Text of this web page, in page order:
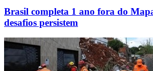
Brasil completa 1 ano fora do
desafios persistem